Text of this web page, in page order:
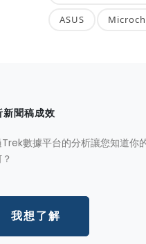
ASUS
新聞稿成效
數據平台的分析讓您知道你
我想了解